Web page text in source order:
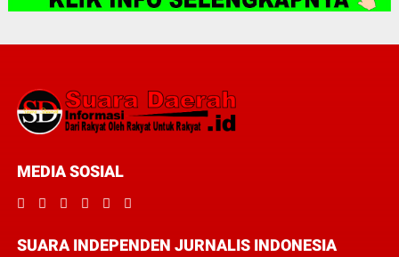
MEDIA SOSIAL
SUARA INDEPENDEN JURNALIS INDONESIA